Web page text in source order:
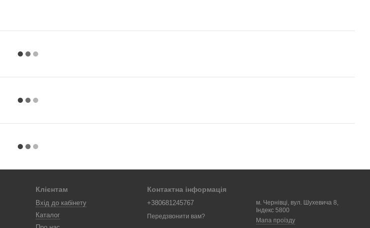
Клієнтам
Вхід до кабінету
Каталог
Контактна інформація
+380681245767
Передзвонити вам?
м. Чернівці, вул. Шухевича 8,
Індекс 5800
Мапа проїзду